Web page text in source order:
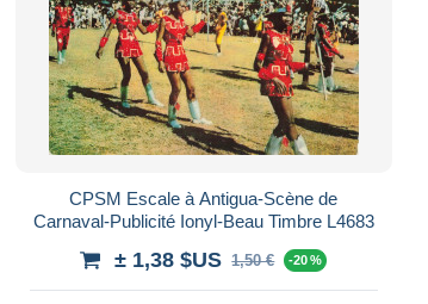
CPSM Escale à Antigua-Scène de
Carnaval-Publicité Ionyl-Beau Timbre L4683
± 1,38 $US 1,50 € -20 %